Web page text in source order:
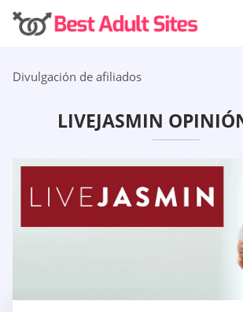
Divulgación de afiliados
LIVEJASMIN